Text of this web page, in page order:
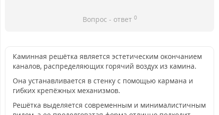
Вопрос - ответ 0
Каминная решётка является эстетическим окончанием
каналов, распределяющих горячий воздух из камина.
Она устанавливается в стенку с помощью кармана и
гибких крепёжных механизмов.
Решётка выделяется современным и минималистичным